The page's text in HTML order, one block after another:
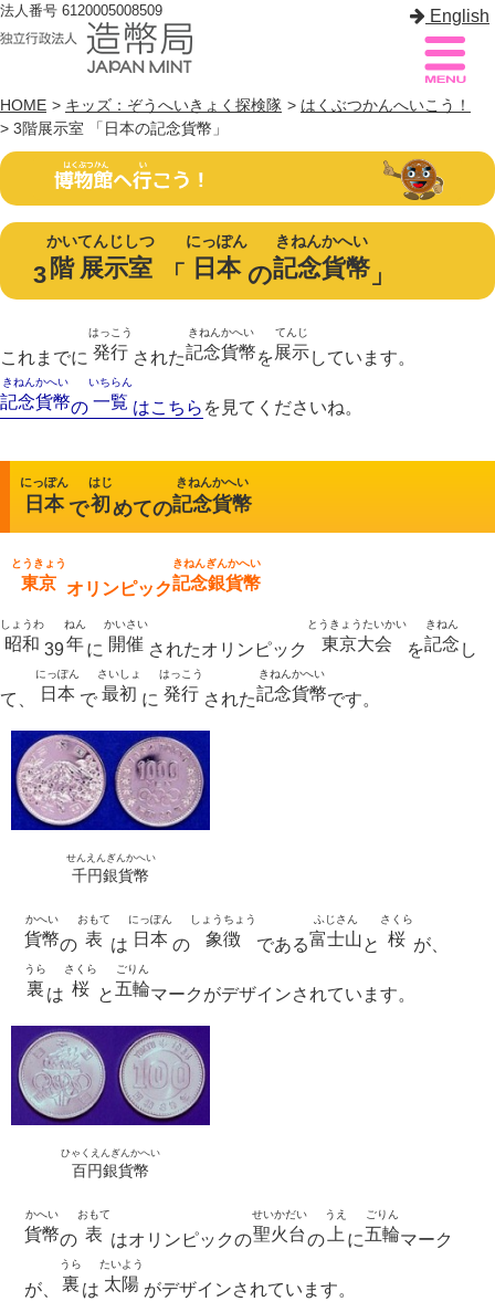
法人番号 6120005008509 English
造幣局案内 サイトマップ
トップページ
造幣局について
貨幣を知る
造幣局を楽しむ
造幣局製品を買う
キッズページ
HOME > キッズ：ぞうへいきょく探検隊 > はくぶつかんへいこう！
> 3階展示室 「日本の記念貨幣」
3 階
かい
展示室
てんじしつ
「 日本
にっぽん
の記念貨幣
きねんかへい
」
これまでに 発行
はっこう
された記念貨幣
きねんかへい
を展示
てんじ
しています。
記念貨幣
きねんかへい
の 一覧
いちらん
はこちら を見てくださいね。
日本
にっぽん
で初
はじ
めての記念貨幣
きねんかへい
東京
とうきょう
オリンピック記念銀貨幣
きねんぎんかへい
昭和
しょうわ
39年
ねん
に 開催
かいさい
されたオリンピック 東京大会
とうきょうたいかい
を記念
きねん
し
て、 日本
にっぽん
で 最初
さいしょ
に 発行
はっこう
された記念貨幣
きねんかへい
です。
千円銀貨幣
せんえんぎんかへい
貨幣
かへい
の 表
おもて
は 日本
にっぽん
の 象徴
しょうちょう
である富士山
ふじさん
と 桜
さくら
が、
裏
うら
は 桜
さくら
と五輪
ごりん
マークがデザインされています。
百円銀貨幣
ひゃくえんぎんかへい
貨幣
かへい
の 表
おもて
はオリンピックの聖火台
せいかだい
の 上
うえ
に五輪
ごりん
マーク
が、 裏
うら
は 太陽
たいよう
がデザインされています。